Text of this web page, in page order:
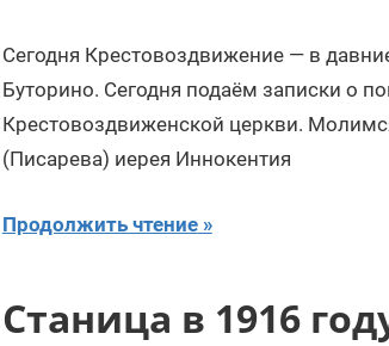
Сегодня Крестовоздвижение — в
Буторино. Сегодня подаём записки о
Крестовоздвиженской церкви.
(Писарева) иерея Иннокентия
Продолжить чтение
Станица в 1916